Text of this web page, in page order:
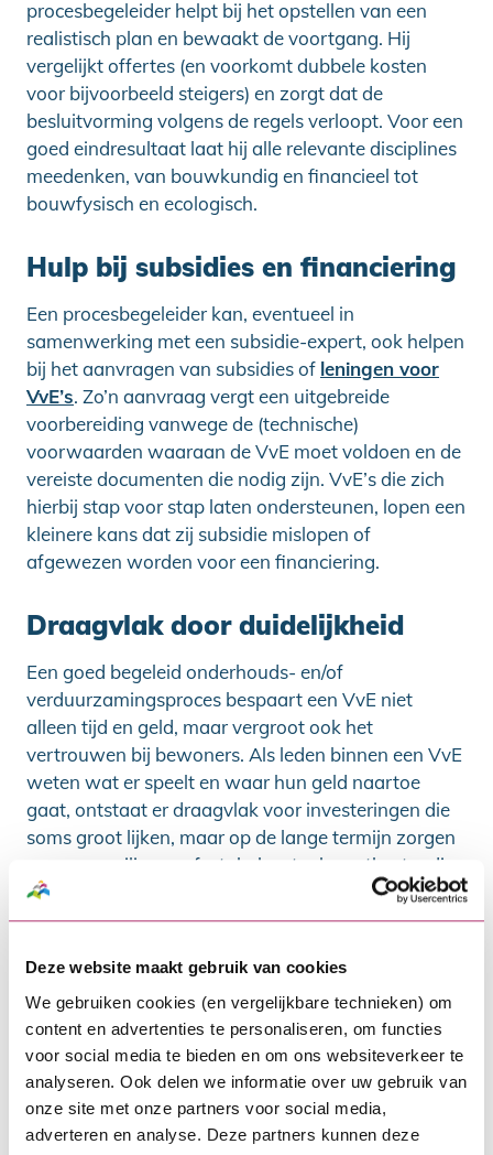
Deze website maakt gebruik van cookies
We gebruiken cookies (en vergelijkbare technieken) om
content en advertenties te personaliseren, om functies
voor social media te bieden en om ons websiteverkeer te
analyseren. Ook delen we informatie over uw gebruik van
onze site met onze partners voor social media,
adverteren en analyse. Deze partners kunnen deze
procesbegeleider helpt bij het opstellen van een
realistisch plan en bewaakt de voortgang. Hij
vergelijkt offertes (en voorkomt dubbele kosten
voor bijvoorbeeld steigers) en zorgt dat de
besluitvorming volgens de regels verloopt. Voor een
goed eindresultaat laat hij alle relevante disciplines
meedenken, van bouwkundig en financieel tot
bouwfysisch en ecologisch.
Hulp bij subsidies en financiering
Een procesbegeleider kan, eventueel in
samenwerking met een subsidie-expert, ook helpen
bij het aanvragen van subsidies of leningen voor
VvE’s. Zo’n aanvraag vergt een uitgebreide
voorbereiding vanwege de (technische)
voorwaarden waaraan de VvE moet voldoen en de
vereiste documenten die nodig zijn. VvE’s die zich
hierbij stap voor stap laten ondersteunen, lopen een
kleinere kans dat zij subsidie mislopen of
afgewezen worden voor een financiering.
Draagvlak door duidelijkheid
Een goed begeleid onderhouds- en/of
verduurzamingsproces bespaart een VvE niet
alleen tijd en geld, maar vergroot ook het
vertrouwen bij bewoners. Als leden binnen een VvE
weten wat er speelt en waar hun geld naartoe
gaat, ontstaat er draagvlak voor investeringen die
soms groot lijken, maar op de lange termijn zorgen
voor een veilig, comfortabel en toekomstbestendig
gebouw.
TIPS!
Check de ervaring van een
procesbegeleider. Vraag of hij of zij eerder
VvE’s heeft geholpen. En informeer naar
referenties en/of voorbeeldprojecten.
Voor procesbegeleiding kan een VvE
subsidie krijgen. Onder meer via de landelijke